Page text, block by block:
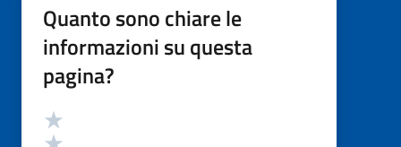
Quanto sono chiare le
informazioni su questa
pagina?
Valutazione